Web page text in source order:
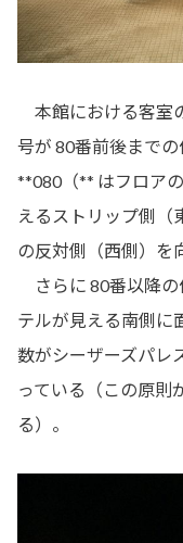
本館における客室
号が 80番前後まで
**080（** はフロア
えるストリップ側（
の反対側（西側）を
さらに 80番以降の
テルが見える南側に
数がシーザーズパレ
っている（この原則
る）。